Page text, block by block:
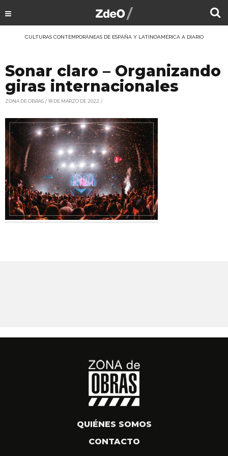
CULTURAS CONTEMPORÁNEAS DE ESPAÑA Y LATINOAMÉRICA A DIARIO
Sonar claro – Organizando
giras internacionales
ZONA DE OBRAS 18 DE MARZO DE 2022
QUIÉNES SOMOS
CONTACTO